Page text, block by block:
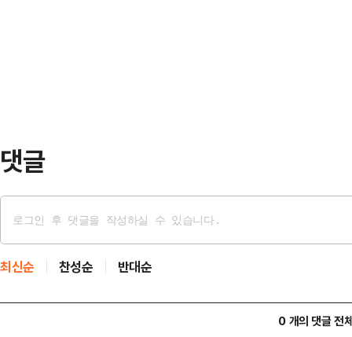
댓글
최신순 찬성순 반대순
0 개의 댓글 전